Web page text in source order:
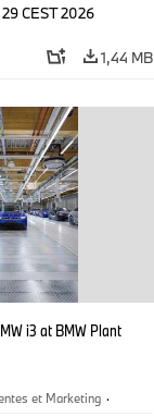
CEST 2026
1,44 MB
i3 at BMW Plant
et Marketing ·